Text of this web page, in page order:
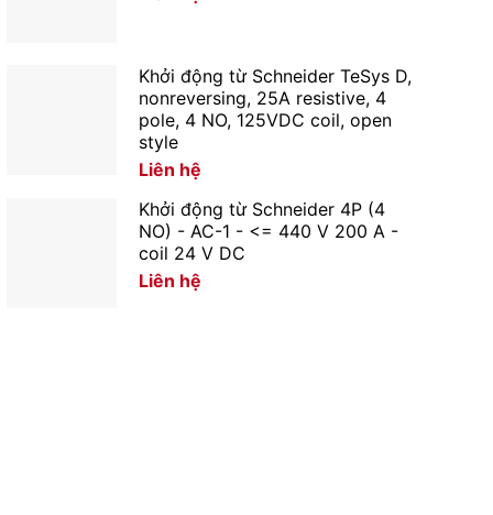
Khởi động từ Schneider TeSys D,
nonreversing, 25A resistive, 4
pole, 4 NO, 125VDC coil, open
style
Liên hệ
Khởi động từ Schneider 4P (4
NO) - AC-1 - <= 440 V 200 A -
coil 24 V DC
Liên hệ